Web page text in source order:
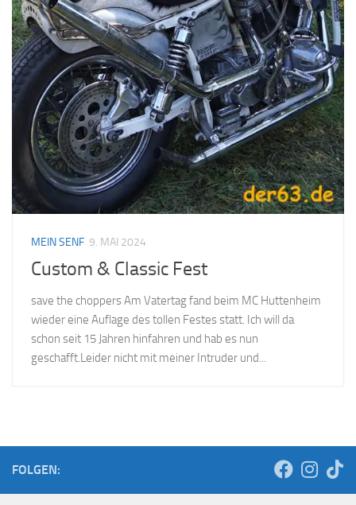
MEIN SENF 9. MAI 2024
Custom & Classic Fest
save the choppers Am Vatertag fand beim MC Huttenheim
wieder eine Auflage des tollen Festes statt. Ich will da
schon seit 15 Jahren hinfahren und hab es nun
geschafft.Leider nicht mit meiner Intruder und...
FOLGEN: